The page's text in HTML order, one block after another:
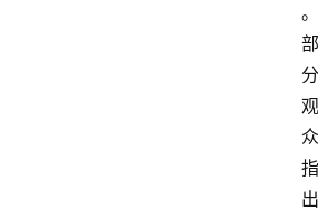
。
部
分
观
众
指
出